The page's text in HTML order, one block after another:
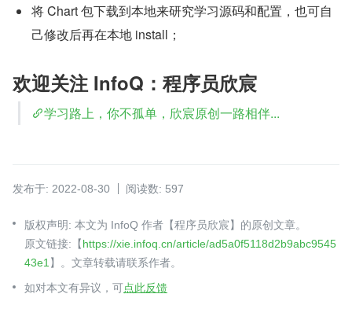
将 Chart 包下载到本地来研究学习源码和配置，也可自
己修改后再在本地 install；
欢迎关注 InfoQ：程序员欣宸
学习路上，你不孤单，欣宸原创一路相伴...
发布于: 2022-08-30 阅读数: 597
版权声明: 本文为 InfoQ 作者【程序员欣宸】的原创文章。
原文链接:【https://xie.infoq.cn/article/ad5a0f5118d2b9abc9545
43e1 】。文章转载请联系作者。
如对本文有异议，可点此反馈